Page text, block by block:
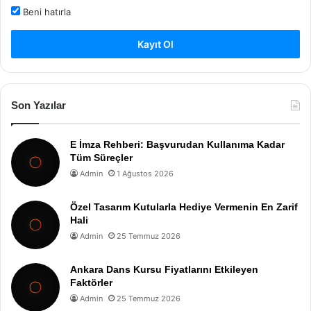
Beni hatırla
Kayıt Ol
Son Yazılar
E İmza Rehberi: Başvurudan Kullanıma Kadar
Tüm Süreçler
Admin 1 Ağustos 2026
Özel Tasarım Kutularla Hediye Vermenin En Zarif
Hali
Admin 25 Temmuz 2026
Ankara Dans Kursu Fiyatlarını Etkileyen
Faktörler
Admin 25 Temmuz 2026